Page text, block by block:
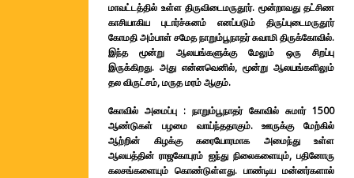
மாவட்டத்தில் உள்ள திருவிடைமருதூர். மூன்றாவது தட்சிண
காசியாகிய புடார்ச்சுனம் எனப்படும் திருப்புடைமருதூர்
கோமதி அம்பாள் சமேத நாறும்பூநாதர் சுவாமி திருக்கோவில்.
இந்த மூன்று ஆலயங்களுக்கு மேலும் ஒரு சிறப்பு
இருக்கிறது. அது என்னவெனில், மூன்று ஆலயங்களிலும்
தல விருட்சம், மருத மரம் ஆகும்.
கோவில் அமைப்பு : நாறும்பூநாதர் கோவில் சுமார் 1500
ஆண்டுகள் பழமை வாய்ந்ததாகும். ஊருக்கு மேற்கில்
ஆற்றின் கிழக்கு கரையோரமாக அமைந்து உள்ள
ஆலயத்தின் ராஜகோபுரம் ஐந்து நிலைகளையும், பதினோரு
கலசங்களையும் கொண்டுள்ளது. பாண்டிய மன்னர்களால்